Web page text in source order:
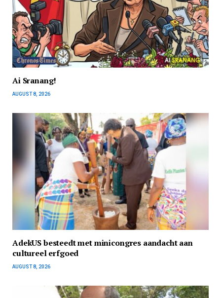
Ai Sranang!
AUGUST 8, 2026
AdekUS besteedt met minicongres aandacht aan
cultureel erfgoed
AUGUST 8, 2026